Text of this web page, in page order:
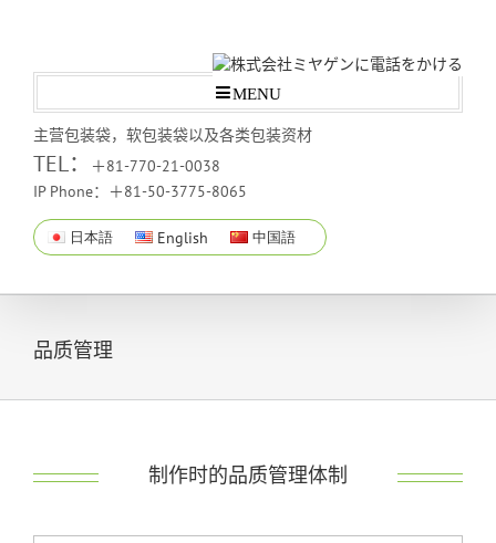
MENU
主营包装袋，软包装袋以及各类包装资材
TEL：
＋81-770-21-0038
IP Phone：＋81-50-3775-8065
日本語 English 中国語
品质管理
制作时的品质管理体制